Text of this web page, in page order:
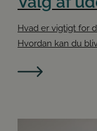
Hvad er vigtigt for
Hvordan kan du